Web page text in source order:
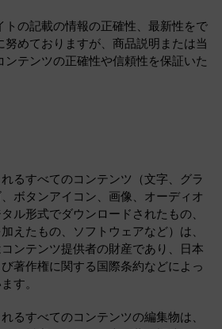
トの記載の情報の正確性、最新性をで
努めておりますが、商品説明または当
ンテンツの正確性や信頼性を保証いた
るすべてのコンテンツ（文字、グラ
ボタンアイコン、画像、オーディオ
ル形式でダウンロードされたもの、
えたもの、ソフトウェアなど）は、
ンテンツ提供者の財産であり、日本
著作権に関する国際条約などによっ
す。
るすべてのコンテンツの編集物は、